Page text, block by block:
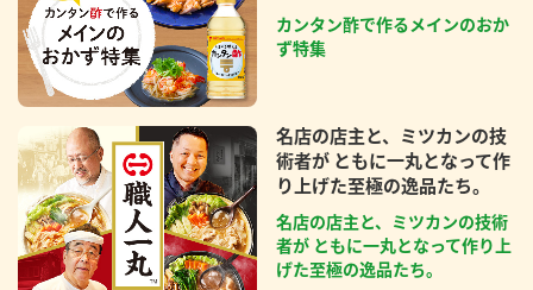
カンタン酢で作るメインのおか
ず特集
名店の店主と、ミツカンの技
術者が ともに一丸となって作
り上げた至極の逸品たち。
名店の店主と、ミツカンの技術
者が ともに一丸となって作り上
げた至極の逸品たち。